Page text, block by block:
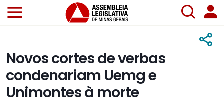
Novos cortes de verbas
condenariam Uemg e
Unimontes à morte